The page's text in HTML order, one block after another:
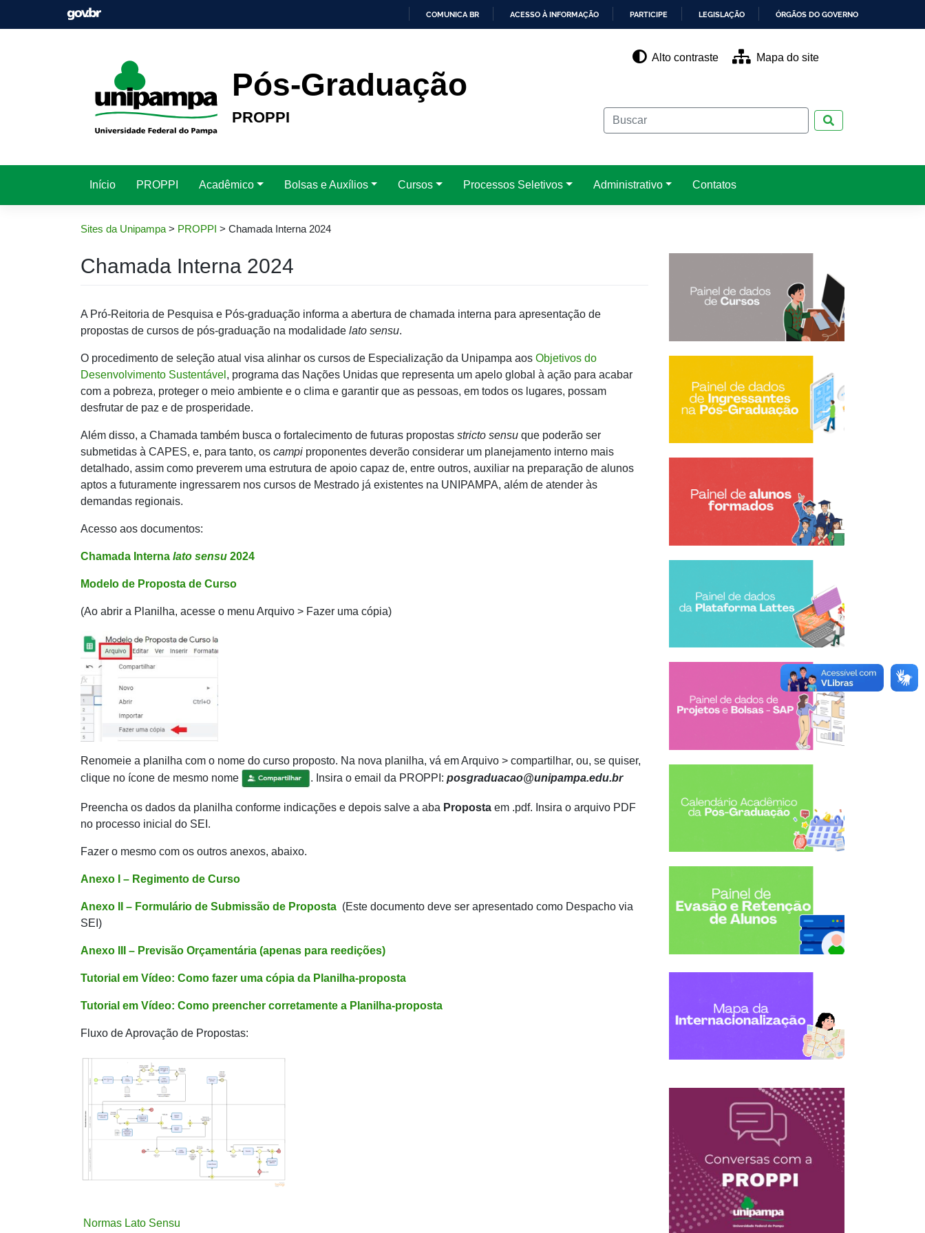
COMUNICA BR ACESSO À INFORMAÇÃO PARTICIPE LEGISLAÇÃO ÓRGÃOS DO GOVERNO
Pós-Graduação
PROPPI
Alto contraste Mapa do site
Início PROPPI Acadêmico Bolsas e Auxílios Cursos Processos Seletivos Administrativo Contatos
Sites da Unipampa> PROPPI > Chamada Interna 2024
Chamada Interna 2024
A Pró-Reitoria de Pesquisa e Pós-graduação informa a abertura de chamada interna para apresentação de
propostas de cursos de pós-graduação na modalidade lato sensu.
O procedimento de seleção atual visa alinhar os cursos de Especialização da Unipampa aos Objetivos do
Desenvolvimento Sustentável , programa das Nações Unidas que representa um apelo global à ação para acabar
com a pobreza, proteger o meio ambiente e o clima e garantir que as pessoas, em todos os lugares, possam
desfrutar de paz e de prosperidade.
Além disso, a Chamada também busca o fortalecimento de futuras propostas stricto sensu que poderão ser
submetidas à CAPES, e, para tanto, os campi proponentes deverão considerar um planejamento interno mais
detalhado, assim como preverem uma estrutura de apoio capaz de, entre outros, auxiliar na preparação de alunos
aptos a futuramente ingressarem nos cursos de Mestrado já existentes na UNIPAMPA, além de atender às
demandas regionais.
Acesso aos documentos:
Chamada Interna lato sensu 2024
Modelo de Proposta de Curso
(Ao abrir a Planilha, acesse o menu Arquivo > Fazer uma cópia)
Renomeie a planilha com o nome do curso proposto. Na nova planilha, vá em Arquivo > compartilhar, ou, se quiser,
clique no ícone de mesmo nome
. Insira o email da PROPPI: posgraduacao@unipampa.edu.br
Preencha os dados da planilha conforme indicações e depois salve a aba Proposta em .pdf. Insira o arquivo PDF
no processo inicial do SEI.
Fazer o mesmo com os outros anexos, abaixo.
Anexo I – Regimento de Curso
Anexo II – Formulário de Submissão de Proposta (Este documento deve ser apresentado como Despacho via
SEI)
Anexo III – Previsão Orçamentária (apenas para reedições)
Tutorial em Vídeo: Como fazer uma cópia da Planilha-proposta
Tutorial em Vídeo: Como preencher corretamente a Planilha-proposta
Fluxo de Aprovação de Propostas:
Normas Lato Sensu